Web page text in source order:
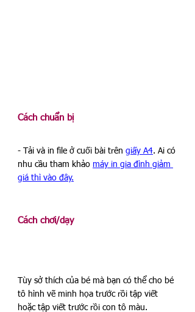
Cách chuẩn bị
- Tải và in file ở cuối bài trên giấy A4. Ai có
nhu cầu tham khảo máy in gia đình giảm
giá thì vào đây.
Cách chơi/dạy
Tùy sở thích của bé mà bạn có thể cho bé
tô hình vẽ minh họa trước rồi tập viết
hoặc tập viết trước rồi con tô màu.